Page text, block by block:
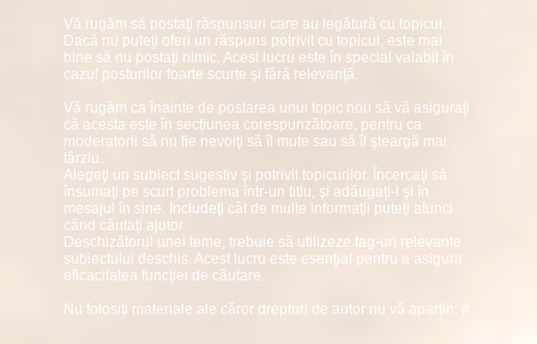
Vă rugăm să postaţi răspunsuri care au legătură cu topicul.
Dacă nu puteţi oferi un răspuns potrivit cu topicul, este mai
bine să nu postaţi nimic. Acest lucru este în special valabil în
cazul posturilor foarte scurte şi fără relevanţă.
Vă rugăm ca înainte de postarea unui topic nou să vă asiguraţi
că acesta este în secţiunea corespunzătoare, pentru ca
moderatorii să nu fie nevoiţi să îl mute sau să îl şteargă mai
târziu.
Alegeţi un subiect sugestiv şi potrivit topicurilor. Încercaţi să
însumaţi pe scurt problema într-un titlu, şi adăugaţi-l şi în
mesajul în sine. Includeţi cât de multe informaţii puteţi atunci
când căutaţi ajutor.
Deschizătorul unei teme, trebuie să utilizeze tag-uri relevante
subiectului deschis. Acest lucru este esenţial pentru a asigura
eficacitatea funcţiei de căutare.
Nu folosiți materiale ale căror drepturi de autor nu vă aparțin. #